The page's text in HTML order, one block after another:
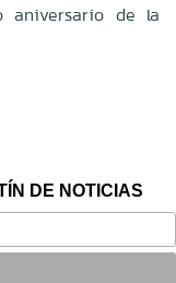
aniversario de la
DE NOTICIAS